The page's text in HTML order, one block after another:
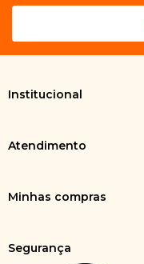
Institucional
Atendimento
Minhas compras
Segurança